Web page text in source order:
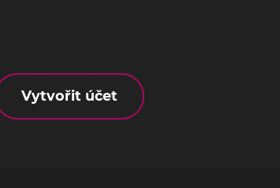
Vytvořit účet